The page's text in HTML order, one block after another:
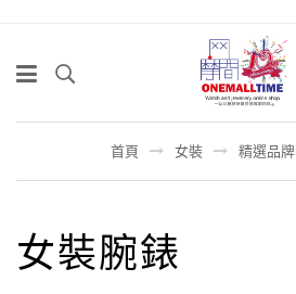
首頁 女裝 精選品牌
女裝腕錶